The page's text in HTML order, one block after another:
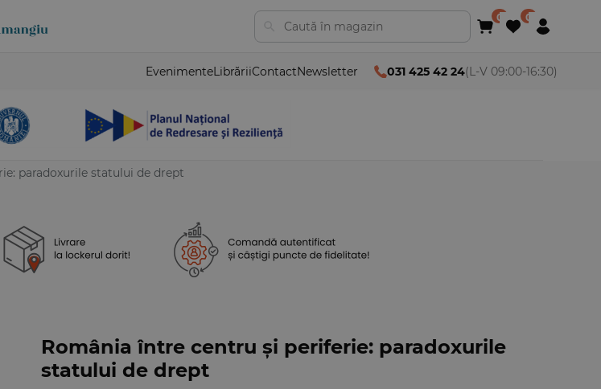
EvenimenteLibrăriiContactNewsletter 031 425 42 24(L-V 09:00-16:30)
paradoxurile statului de drept
România între centru și periferie: paradoxurile
statului de drept